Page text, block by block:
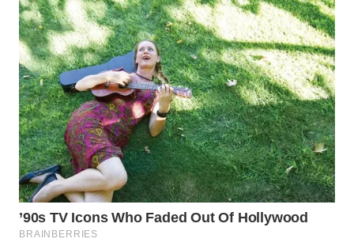
WAHANA
KONSUMEN
WAHANA
LISTRIK
WAHANA
TRAVEL
WAHANA
TV